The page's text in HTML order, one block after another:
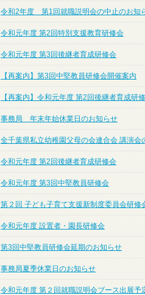
令和2年度 第1回就職説明会の中止のお知
令和元年度 第2回特別支援教育研修会
令和元年度 第3回後継者育成研修会
【再案内】第3回中堅教員研修会開催案内
【再案内】令和元年度 第2回後継者育成研
事務局 年末年始休業日のお知らせ
全千葉県私立幼稚園父母の会連合会 講演会
令和元年度 第2回後継者育成研修会
令和元年度 第3回中堅教員研修会
第２回 子ども子育て支援新制度委員会研修
令和元年度 設置者・園長研修会
第3回中堅教員研修会延期のお知らせ
事務局夏季休業日のお知らせ
令和元年度 第２回就職説明会ブース出展